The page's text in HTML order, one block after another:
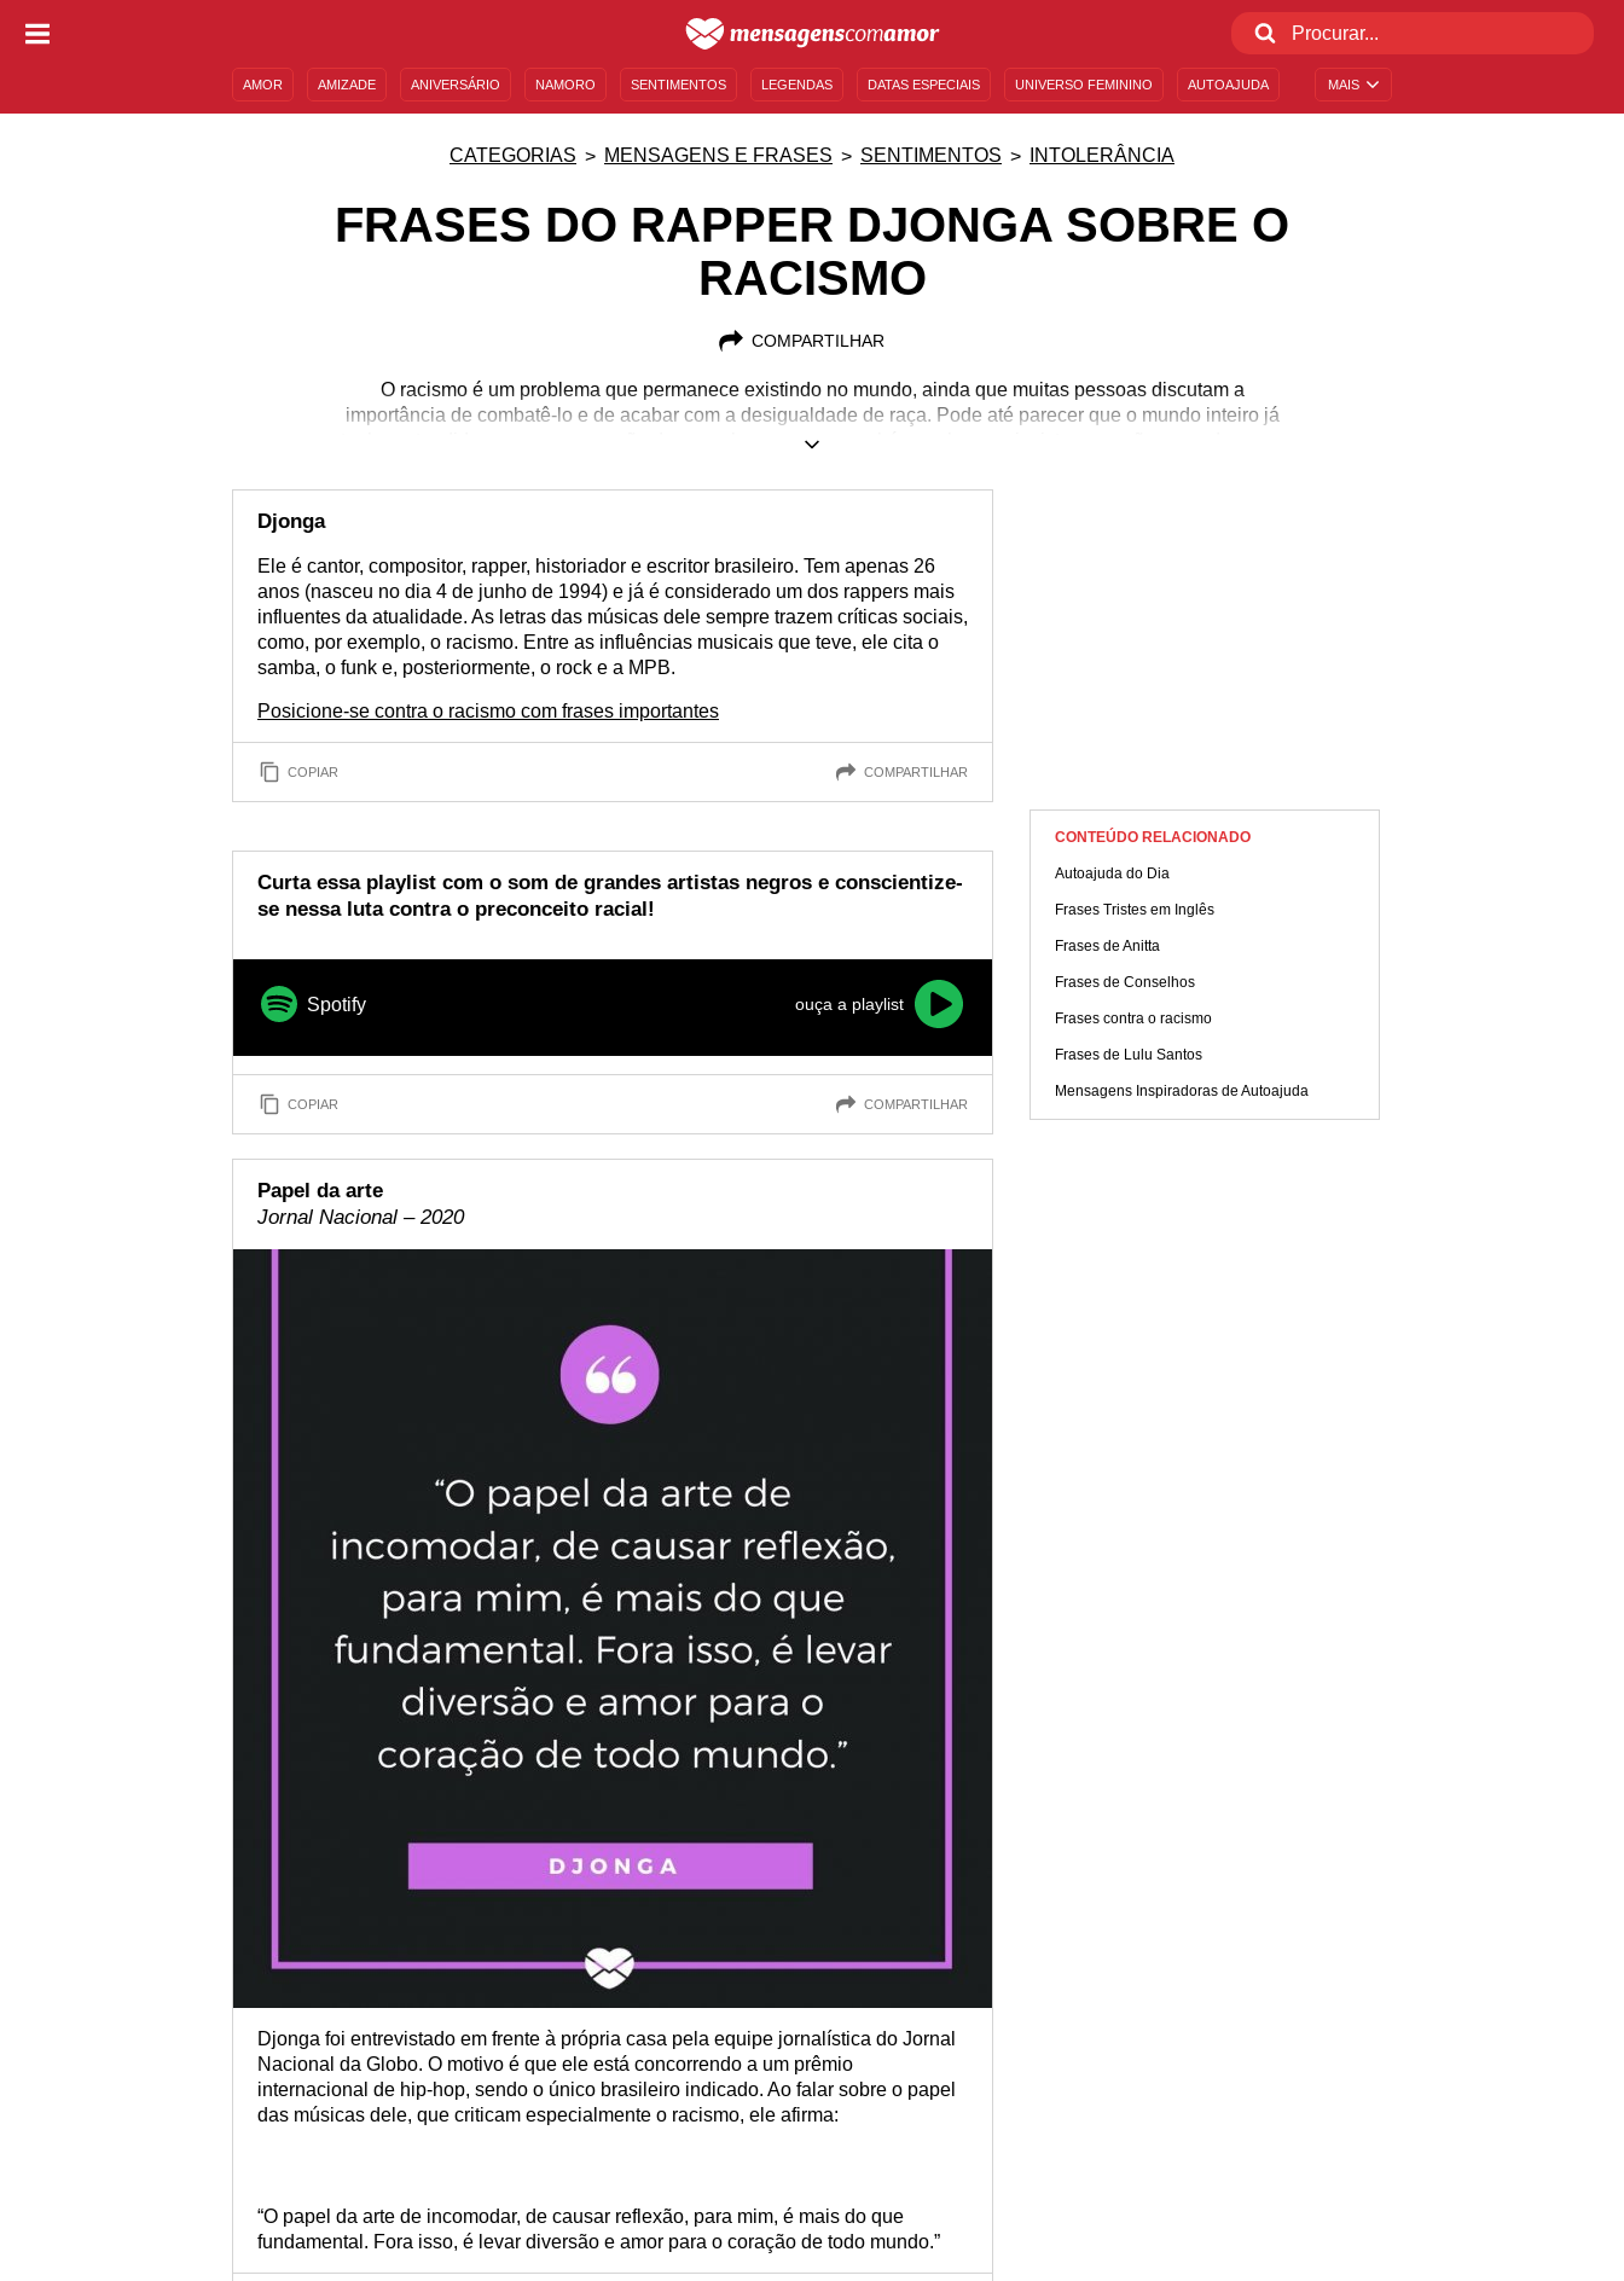
MAIS
AMOR AMIZADE ANIVERSÁRIO NAMORO SENTIMENTOS LEGENDAS DATAS ESPECIAIS UNIVERSO FEMININO AUTOAJUDA
CATEGORIAS MENSAGENS E FRASES SENTIMENTOS INTOLERÂNCIA
FRASES DO RAPPER DJONGA SOBRE O
RACISMO
COMPARTILHAR
O racismo é um problema que permanece existindo no mundo, ainda que muitas pessoas discutam a
importância de combatê-lo e de acabar com a desigualdade de raça. Pode até parecer que o mundo inteiro já
tenha entendido que essa opressão deve acabar, mas sempre há aqueles que insistem em não aprender e em
por que o mundo precisa mudar, as frases do Rapper Djonga sobre o racismo vão ajudar. Avalie o papel das
Djonga
Ele é cantor, compositor, rapper, historiador e escritor brasileiro. Tem apenas 26
anos (nasceu no dia 4 de junho de 1994) e já é considerado um dos rappers mais
influentes da atualidade. As letras das músicas dele sempre trazem críticas sociais,
como, por exemplo, o racismo. Entre as influências musicais que teve, ele cita o
samba, o funk e, posteriormente, o rock e a MPB.
Posicione-se contra o racismo com frases importantes
COPIAR COMPARTILHAR
Curta essa playlist com o som de grandes artistas negros e conscientize-
se nessa luta contra o preconceito racial!
Spotify ouça a playlist
COPIAR COMPARTILHAR
Papel da arte
Jornal Nacional – 2020
Djonga foi entrevistado em frente à própria casa pela equipe jornalística do Jornal
Nacional da Globo. O motivo é que ele está concorrendo a um prêmio
internacional de hip-hop, sendo o único brasileiro indicado. Ao falar sobre o papel
das músicas dele, que criticam especialmente o racismo, ele afirma:
“O papel da arte de incomodar, de causar reflexão, para mim, é mais do que
fundamental. Fora isso, é levar diversão e amor para o coração de todo mundo.”
CONTEÚDO RELACIONADO
Autoajuda do Dia
Frases Tristes em Inglês
Frases de Anitta
Frases de Conselhos
Frases contra o racismo
Frases de Lulu Santos
Mensagens Inspiradoras de Autoajuda